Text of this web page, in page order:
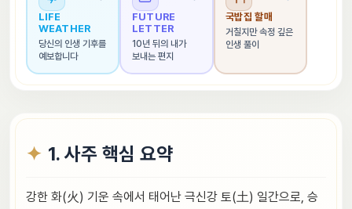
LIFE
WEATHER
당신의 인생 기후를
예보합니다
FUTURE
LETTER
10년 뒤의 내가
보내는 편지
국밥집 할매
거칠지만 속정 깊은
인생 풀이
1. 사주 핵심 요약
강한 화(火) 기운 속에서 태어난 극신강 토(土) 일간으로, 승